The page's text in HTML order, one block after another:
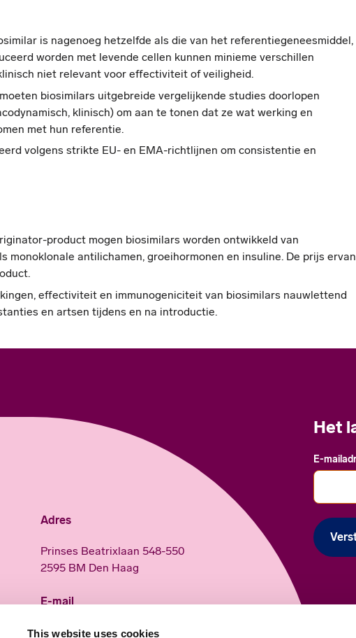
This website uses cookies
is nagenoeg hetzelfde als die van het referentiegeneesmiddel,
worden met levende cellen kunnen minieme verschillen
niet relevant voor effectiviteit of veiligheid.​
biosimilars uitgebreide vergelijkende studies doorlopen
klinisch) om aan te tonen dat ze wat werking en
met hun referentie.
volgens strikte EU- en EMA-richtlijnen om consistentie en
product mogen biosimilars worden ontwikkeld van
monoklonale antilichamen, groeihormonen en insuline. De prijs ervan
effectiviteit en immunogeniciteit van biosimilars nauwlettend
en artsen tijdens en na introductie.
Adres
Prinses Beatrixlaan 548-550
2595 BM Den Haag
E-mail
info@innovatievegeneesmiddelen.
Het
E-